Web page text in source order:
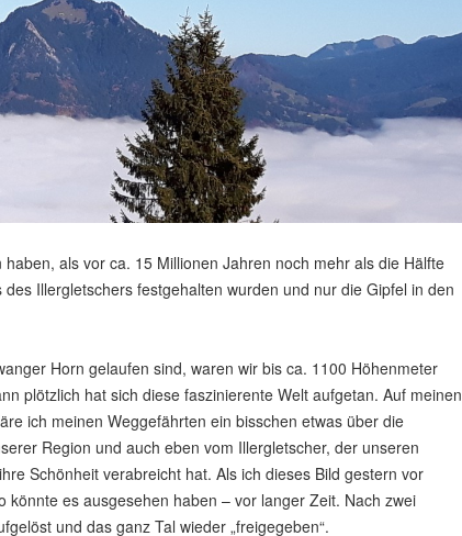
als vor ca. 15 Millionen Jahren noch mehr als die Hälfte
Illergletschers festgehalten wurden und nur die Gipfel in den
Horn gelaufen sind, waren wir bis ca. 1100 Höhenmeter
plötzlich hat sich diese faszinierente Welt aufgetan. Auf meinen
ich meinen Weggefährten ein bisschen etwas über die
Region und auch eben vom Illergletscher, der unseren
Schönheit verabreicht hat. Als ich dieses Bild gestern vor
könnte es ausgesehen haben – vor langer Zeit. Nach zwei
und das ganz Tal wieder „freigegeben“.